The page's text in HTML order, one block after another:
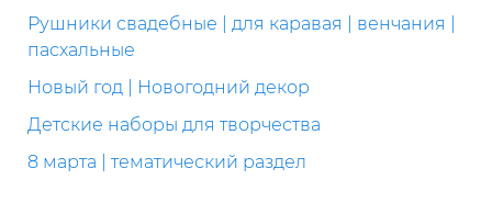
Рушники свадебные | для каравая | венчания |
пасхальные
Новый год | Новогодний декор
Детские наборы для творчества
8 марта | тематический раздел